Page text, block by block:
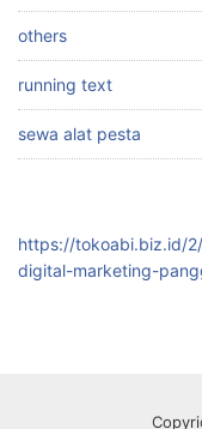
others
running text
sewa alat pesta
https://tokoabi.biz.id/
digital-marketing-